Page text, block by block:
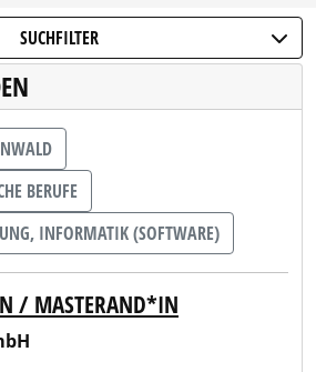
SUCHFILTER
BERUFE
INFORMATIK (SOFTWARE)
/ MASTERAND*IN